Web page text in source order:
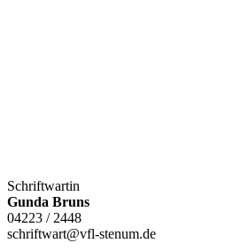
Schriftwartin
Gunda Bruns
04223 / 2448
schriftwart@vfl-stenum.de